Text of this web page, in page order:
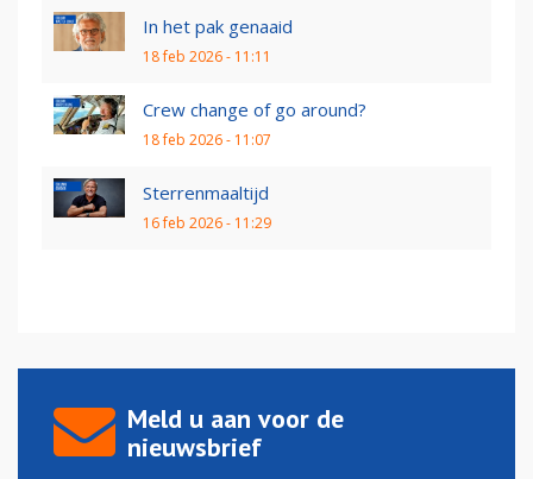
In het pak genaaid
18 feb 2026 - 11:11
Crew change of go around?
18 feb 2026 - 11:07
Sterrenmaaltijd
16 feb 2026 - 11:29
Meld u aan voor de
nieuwsbrief